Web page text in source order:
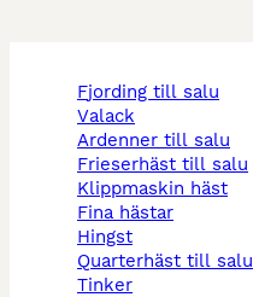
fjording till salu
valack
ardenner till salu
frieserhäst till salu
klippmaskin häst
fina hästar
hingst
quarterhäst till salu
tinker